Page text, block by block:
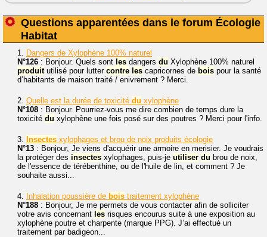
Questions apparentées dans le forum Écologie
Habitat
1. Dangers de Xylophène 100% naturel
N°126 : Bonjour. Quels sont les dangers du Xylophène 100% naturel
produitutilisé pour lutter contre les capricornes de bois pour la santé
d’habitants de maison traité / enivrement ? Merci.
2. Quelle est la durée de toxicité du xylophène
N°108 : Bonjour. Pourriez-vous me dire combien de temps dure la
toxicité du xylophène une fois posé sur des poutres ? Merci pour l'info.
3. Insectes xylophages et brou de noix produits écologie
N°13 : Bonjour, Je viens d'acquérir une armoire en merisier. Je voudrais
la protéger des insectes xylophages, puis-je utiliser du brou de noix,
de l'essence de térébenthine, ou de l'huile de lin, et comment ? Je
souhaite aussi...
4. Inhalation poussière de bois traitement xylophène
N°188 : Bonjour, Je me permets de vous contacter afin de solliciter
votre avis concernant les risques encourus suite à une exposition au
xylophène poutre et charpente (marque PPG). J’ai effectué un
traitement par badigeon...